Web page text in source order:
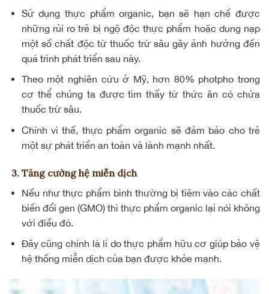
Sử dụng thực phẩm organic, bạn sẽ hạn chế được
những rủi ro trẻ bị ngộ độc thực phẩm hoặc dung nạp
một số chất độc từ thuốc trừ sâu gây ảnh hưởng đến
quá trình phát triển sau này.
Theo một nghiên cứu ở Mỹ, hơn 80% photpho trong
cơ thể chúng ta được tìm thấy từ thức ăn có chứa
thuốc trừ sâu.
Chính vì thế, thực phẩm organic sẽ đảm bảo cho trẻ
một sự phát triển an toàn và lành mạnh nhất.
3. Tăng cường hệ miễn dịch
Nếu như thực phẩm bình thường bị tiêm vào các chất
biến đổi gen (GMO) thì thực phẩm organic lại nói không
với điều đó.
Đây cũng chính là lí do thực phẩm hữu cơ giúp bảo vệ
hệ thống miễn dịch của bạn được khỏe mạnh.